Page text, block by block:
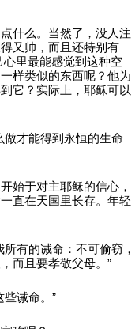
什么。当然了，没人注
又帅，而且还特别有
里最能感觉到这种空
样类似的东西呢？他为
它？实际上，耶稣可以
做才能得到永恒的生命
始于对主耶稣的信心，
直在天国里长存。年轻
有的诫命：不可偷窃，
而且要孝敬父母。”
些诫命。”